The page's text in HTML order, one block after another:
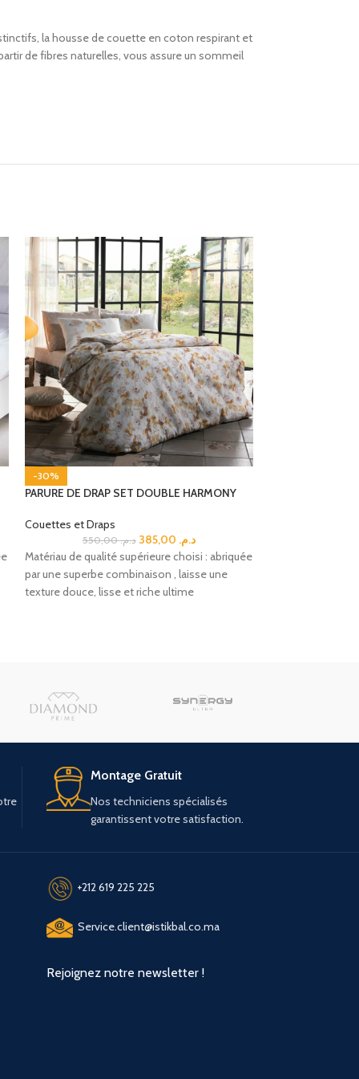
la housse de couette en coton respirant et
de fibres naturelles, vous assure un sommeil
-30%
PARURE DE DRAP SET DOUBLE HARMONY
Couettes et Draps
د.م.550,00 د.م.
Matériau de qualité supérieure choisi : abriquée
par une superbe combinaison , laisse une
texture douce, lisse et riche ultime
Montage Gratuit
Nos techniciens spécialisés
garantissent votre satisfaction.
+212 619 225 225
Service.client@istikbal.co.ma
Rejoignez notre newsletter !